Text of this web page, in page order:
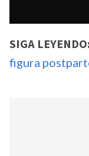
SIGA LEYENDO:
figura